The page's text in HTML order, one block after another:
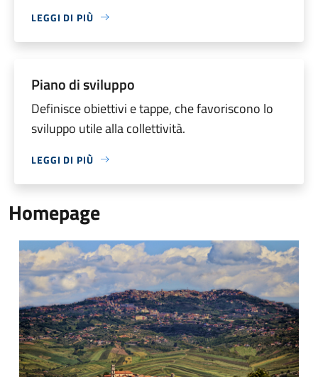
LEGGI DI PIÙ
Piano di sviluppo
Definisce obiettivi e tappe, che favoriscono lo
sviluppo utile alla collettività.
LEGGI DI PIÙ
Homepage